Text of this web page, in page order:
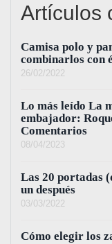
Artículos
Camisa polo y
combinarlos con
26/02/2022
Lo más leído La
embajador:
Comentarios
08/04/2023
Las 20 portadas
un después
03/03/2022
Cómo elegir los